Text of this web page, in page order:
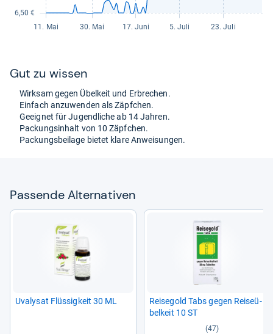
Gut zu wis­sen
Wirk­sam gegen Übel­keit und Erbre­chen.
Ein­fach anzu­wen­den als Zäpf­chen.
Geeig­net für Jugend­li­che ab 14 Jah­ren.
Packungs­in­halt von 10 Zäpf­chen.
Packungs­bei­lage bie­tet klare Anwei­sun­gen.
Pas­sende Alter­na­ti­ven
Uva­ly­sat Flüs­sig­keit 30 ML
Rei­se­gold Tabs gegen Rei­se­ü­
bel­keit 10 ST
(47)